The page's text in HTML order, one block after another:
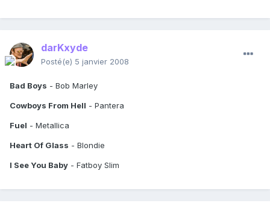
darKxyde
Posté(e) 5 janvier 2008
Bad Boys - Bob Marley
Cowboys From Hell - Pantera
Fuel - Metallica
Heart Of Glass - Blondie
I See You Baby - Fatboy Slim